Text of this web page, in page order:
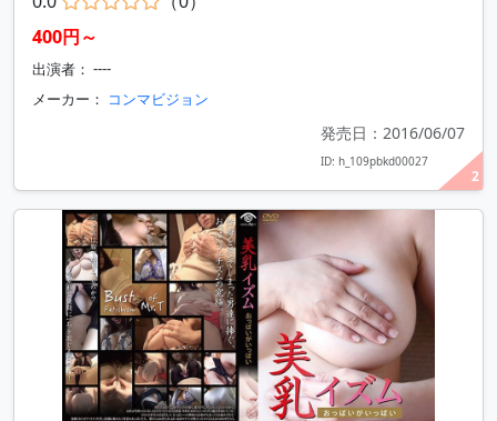
2
400円～
出演者： ----
メーカー： コンマビジョン
発売日：2016/06/07
ID: h_109pbkd00027